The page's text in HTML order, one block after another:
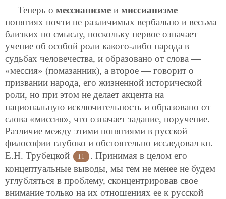
Теперь о мессианизме и миссианизме —
понятиях почти не различимых вербально и весьма
близких по смыслу, поскольку первое означает
учение об особой роли какого-либо народа в
судьбах человечества, и образовано от слова —
«мессия» (помазанник), а второе — говорит о
призвании народа, его жизненной исторической
роли, но при этом не делает акцента на
национальную исключительность и образовано от
слова «миссия», что означает задание, поручение.
Различие между этими понятиями в русской
философии глубоко и обстоятельно исследовал кн.
Е.Н. Трубецкой
11
. Принимая в целом его
концептуальные выводы, мы тем не менее не будем
углубляться в проблему, сконцентрировав свое
внимание только на их отношениях ее к русской